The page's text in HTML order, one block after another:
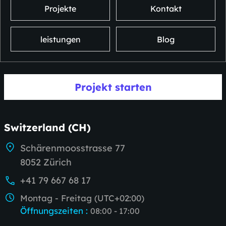
Projekte Kontakt
leistungen Blog
Projekt starten
Switzerland (CH)
Schärenmoosstrasse 77
8052 Zürich
+41 79 667 68 17
Montag - Freitag (UTC+02:00)
Öffnungszeiten : 08:00 - 17:00